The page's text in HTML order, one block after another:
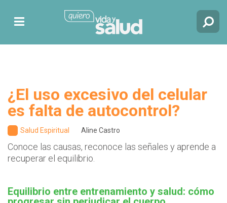
¿El uso excesivo del celular
es falta de autocontrol?
Salud Espiritual Aline Castro
Conoce las causas, reconoce las señales y aprende a
recuperar el equilibrio.
Equilibrio entre entrenamiento y salud: cómo